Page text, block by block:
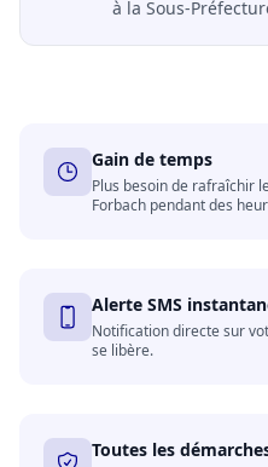
à la Sous-
Gain de temps
Plus besoin de rafraîchir
Forbach pendant des
Alerte SMS
Notification directe sur
se libère.
Toutes les